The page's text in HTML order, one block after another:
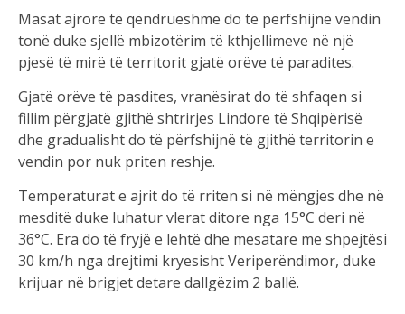
Masat ajrore të qëndrueshme do të përfshijnë vendin
tonë duke sjellë mbizotërim të kthjellimeve në një
pjesë të mirë të territorit gjatë orëve të paradites.
Gjatë orëve të pasdites, vranësirat do të shfaqen si
fillim përgjatë gjithë shtrirjes Lindore të Shqipërisë
dhe gradualisht do të përfshijnë të gjithë territorin e
vendin por nuk priten reshje.
Temperaturat e ajrit do të rriten si në mëngjes dhe në
mesditë duke luhatur vlerat ditore nga 15°C deri në
36°C. Era do të fryjë e lehtë dhe mesatare me shpejtësi
30 km/h nga drejtimi kryesisht Veriperëndimor, duke
krijuar në brigjet detare dallgëzim 2 ballë.